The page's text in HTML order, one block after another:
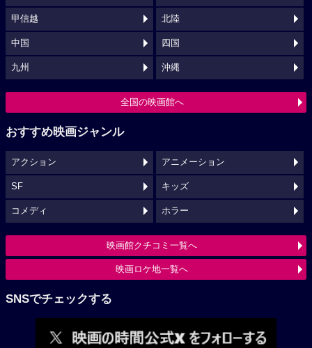
甲信越 北陸
中国 四国
九州 沖縄
全国の映画館へ
おすすめ映画ジャンル
アクション アニメーション
SF キッズ
コメディ ホラー
映画館クチコミ一覧へ
映画ロケ地一覧へ
SNSでチェックする